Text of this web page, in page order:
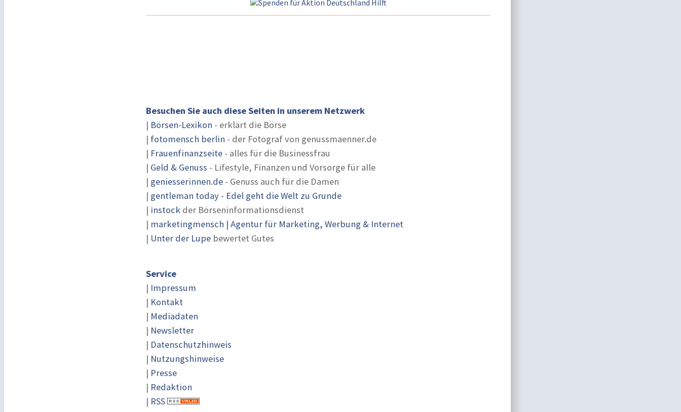
Besuchen Sie auch diese Seiten in unserem Netzwerk
| Börsen-Lexikon - erklärt die Börse
| fotomensch berlin - der Fotograf von genussmaenner.de
| Frauenfinanzseite - alles für die Businessfrau
| Geld & Genuss - Lifestyle, Finanzen und Vorsorge für alle
| geniesserinnen.de - Genuss auch für die Damen
| gentleman today - Edel geht die Welt zu Grunde
| instock der Börseninformationsdienst
| marketingmensch | Agentur für Marketing, Werbung & Internet
| Unter der Lupe bewertet Gutes
Service
| Impressum
| Kontakt
| Mediadaten
| Newsletter
| Datenschutzhinweis
| Nutzungshinweise
| Presse
| Redaktion
| RSS